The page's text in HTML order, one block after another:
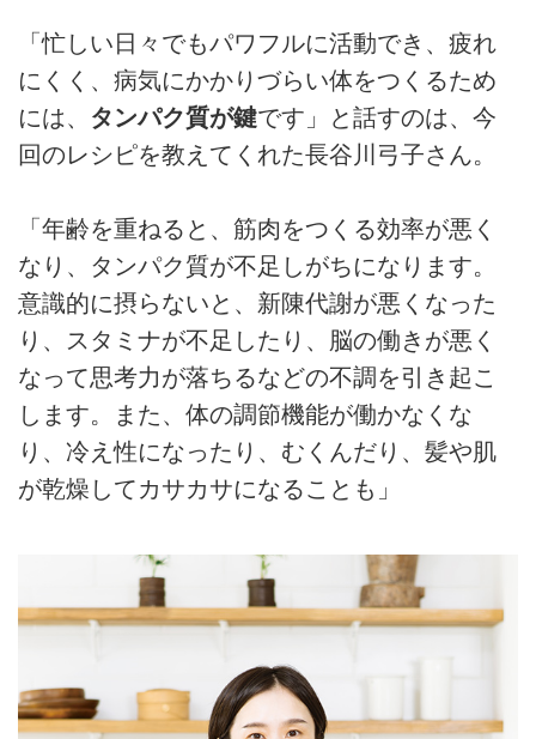
「忙しい日々でもパワフルに活動でき、疲れ
にくく、病気にかかりづらい体をつくるため
には、 タンパク質が鍵です」と話すのは、今
回のレシピを教えてくれた長谷川弓子さん。
「年齢を重ねると、筋肉をつくる効率が悪く
なり、タンパク質が不足しがちになります。
意識的に摂らないと、新陳代謝が悪くなった
り、スタミナが不足したり、脳の働きが悪く
なって思考力が落ちるなどの不調を引き起こ
します。また、体の調節機能が働かなくな
り、冷え性になったり、むくんだり、髪や肌
が乾燥してカサカサになることも」